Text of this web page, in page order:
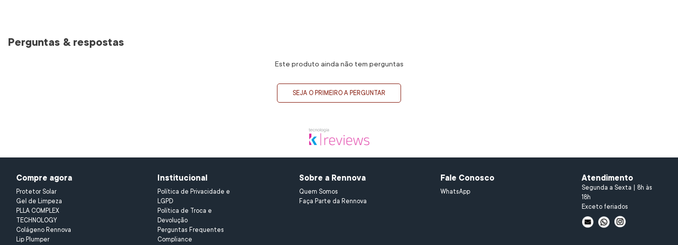
Perguntas & respostas
Este produto ainda não tem perguntas
SEJA O PRIMEIRO A PERGUNTAR
Compre agora
Protetor Solar
Gel de Limpeza
PLLA COMPLEX
TECHNOLOGY
Colágeno Rennova
Lip Plumper
Institucional
Política de Privacidade e
LGPD
Política de Troca e
Devolução
Perguntas Frequentes
Compliance
Sobre a Rennova
Quem Somos
Faça Parte da Rennova
Fale Conosco
WhatsApp
Atendimento
Segunda a Sexta | 8h às
18h
Exceto feriados